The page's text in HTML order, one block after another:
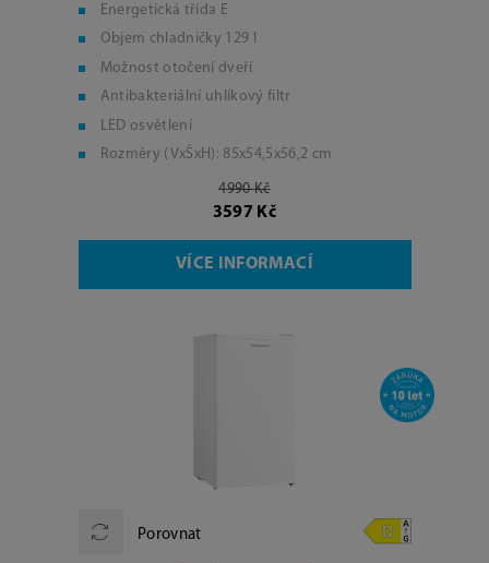
Energetická třída E
Objem chladničky 129 l
Možnost otočení dveří
Antibakteriální uhlíkový filtr
LED osvětlení
Rozměry (VxŠxH): 85x54,5x56,2 cm
4990 Kč
3597 Kč
VÍCE INFORMACÍ
Porovnat